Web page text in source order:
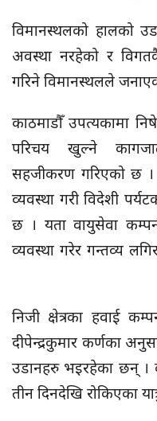
विमानस्थलको हालको
अवस्था नरहेको र
गरिने विमानस्थलले
काठमाडौँ उपत्यकामा
परिचय खुल्ने
सहजीकरण गरिएको छ ।
व्यवस्था गरी विदेशी
छ । यता वायुसेवा
व्यवस्था गरेर गन्तव्य
निजी क्षेत्रका हवाई
दीपेन्द्रकुमार कर्णका
उडानहरु भइरहेका छन् ।
तीन दिनदेखि रोकिएका